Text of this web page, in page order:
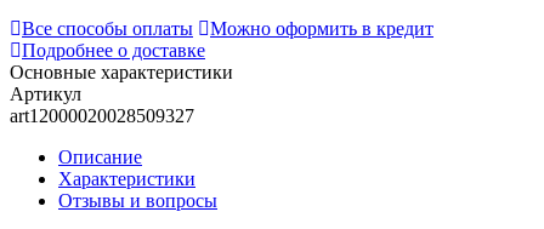
Все способы оплаты
Можно оформить в кредит
Подробнее о доставке
Основные характеристики
Артикул
art12000020028509327
Описание
Характеристики
Отзывы и вопросы